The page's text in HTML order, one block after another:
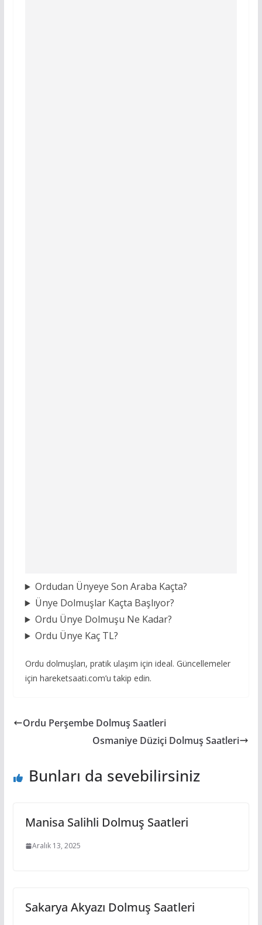
Ordudan Ünyeye Son Araba Kaçta?
Ünye Dolmuşlar Kaçta Başlıyor?
Ordu Ünye Dolmuşu Ne Kadar?
Ordu Ünye Kaç TL?
Ordu dolmuşları, pratik ulaşım için ideal. Güncellemeler
için hareketsaati.com’u takip edin.
Ordu Perşembe Dolmuş Saatleri
Osmaniye Düziçi Dolmuş Saatleri
Bunları da sevebilirsiniz
Manisa Salihli Dolmuş Saatleri
Aralık 13, 2025
Sakarya Akyazı Dolmuş Saatleri